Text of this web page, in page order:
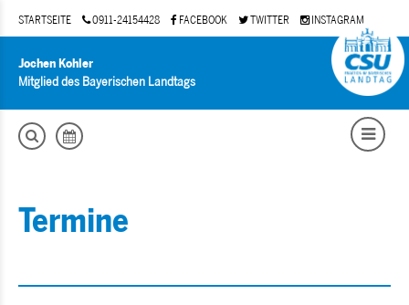
STARTSEITE 0911-24154428 FACEBOOK TWITTER INSTAGRAM
Jochen Kohler
Mitglied des Bayerischen Landtags
Termine